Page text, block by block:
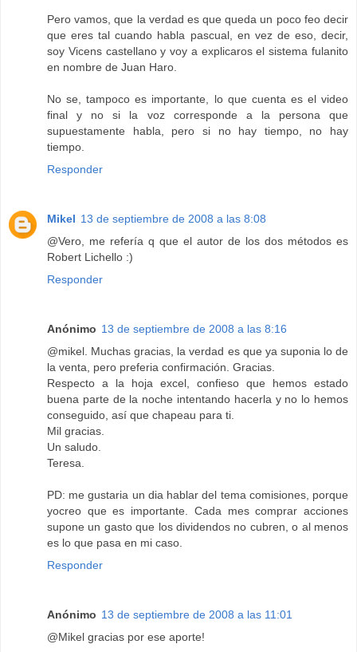
Pero vamos, que la verdad es que queda un poco feo decir
que eres tal cuando habla pascual, en vez de eso, decir,
soy Vicens castellano y voy a explicaros el sistema fulanito
en nombre de Juan Haro.
No se, tampoco es importante, lo que cuenta es el video
final y no si la voz corresponde a la persona que
supuestamente habla, pero si no hay tiempo, no hay
tiempo.
Responder
Mikel 13 de septiembre de 2008 a las 8:08
@Vero, me refería q que el autor de los dos métodos es
Robert Lichello :)
Responder
Anónimo 13 de septiembre de 2008 a las 8:16
@mikel. Muchas gracias, la verdad es que ya suponia lo de
la venta, pero preferia confirmación. Gracias.
Respecto a la hoja excel, confieso que hemos estado
buena parte de la noche intentando hacerla y no lo hemos
conseguido, así que chapeau para ti.
Mil gracias.
Un saludo.
Teresa.
PD: me gustaria un dia hablar del tema comisiones, porque
yocreo que es importante. Cada mes comprar acciones
supone un gasto que los dividendos no cubren, o al menos
es lo que pasa en mi caso.
Responder
Anónimo 13 de septiembre de 2008 a las 11:01
@Mikel gracias por ese aporte!